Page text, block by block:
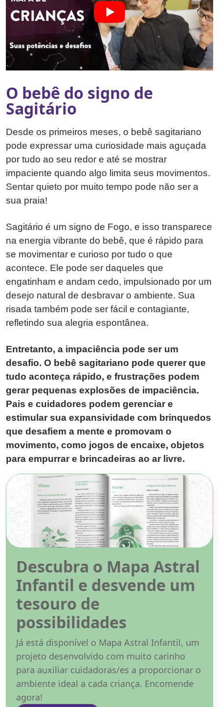
O bebê do signo de
Sagitário
Desde os primeiros meses, o bebê sagitariano
pode expressar uma curiosidade mais aguçada
por tudo ao seu redor e até se mostrar
impaciente quando algo limita seus movimentos.
Sentar quieto por muito tempo pode não ser a
sua praia!
Sagitário é um signo de Fogo, e isso transparece
na energia vibrante do bebê, que é rápido para
se movimentar e curioso por tudo o que
acontece. Ele pode ser daqueles que
engatinham e andam cedo, impulsionado por um
desejo natural de desbravar o ambiente. Sua
risada também pode ser fácil e contagiante,
refletindo sua alegria espontânea.
Entretanto, a impaciência pode ser um
desafio. O bebê sagitariano pode querer que
tudo aconteça rápido, e frustrações podem
gerar pequenas explosões de impaciência.
Pais e cuidadores podem gerenciar e
estimular sua expansividade com brinquedos
que desafiem a mente e promovam o
movimento, como jogos de encaixe, objetos
para empurrar e brincadeiras ao ar livre.
Descubra o Mapa Astral
Infantil e desvende um
tesouro de
possibilidades
Já está disponível o Mapa Astral Infantil, um
projeto desenvolvido com muito carinho
para auxiliar cuidadoras/es a proporcionar o
ambiente ideal a cada criança. Encomende
agora!